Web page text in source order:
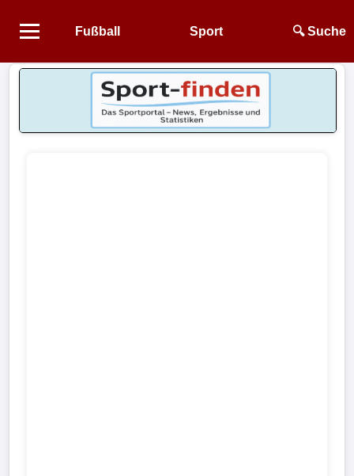
Fußball Sport 🔍 Suche
Startseite